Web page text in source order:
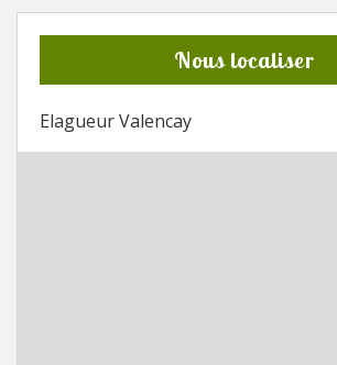
Nous localiser
Elagueur Valencay